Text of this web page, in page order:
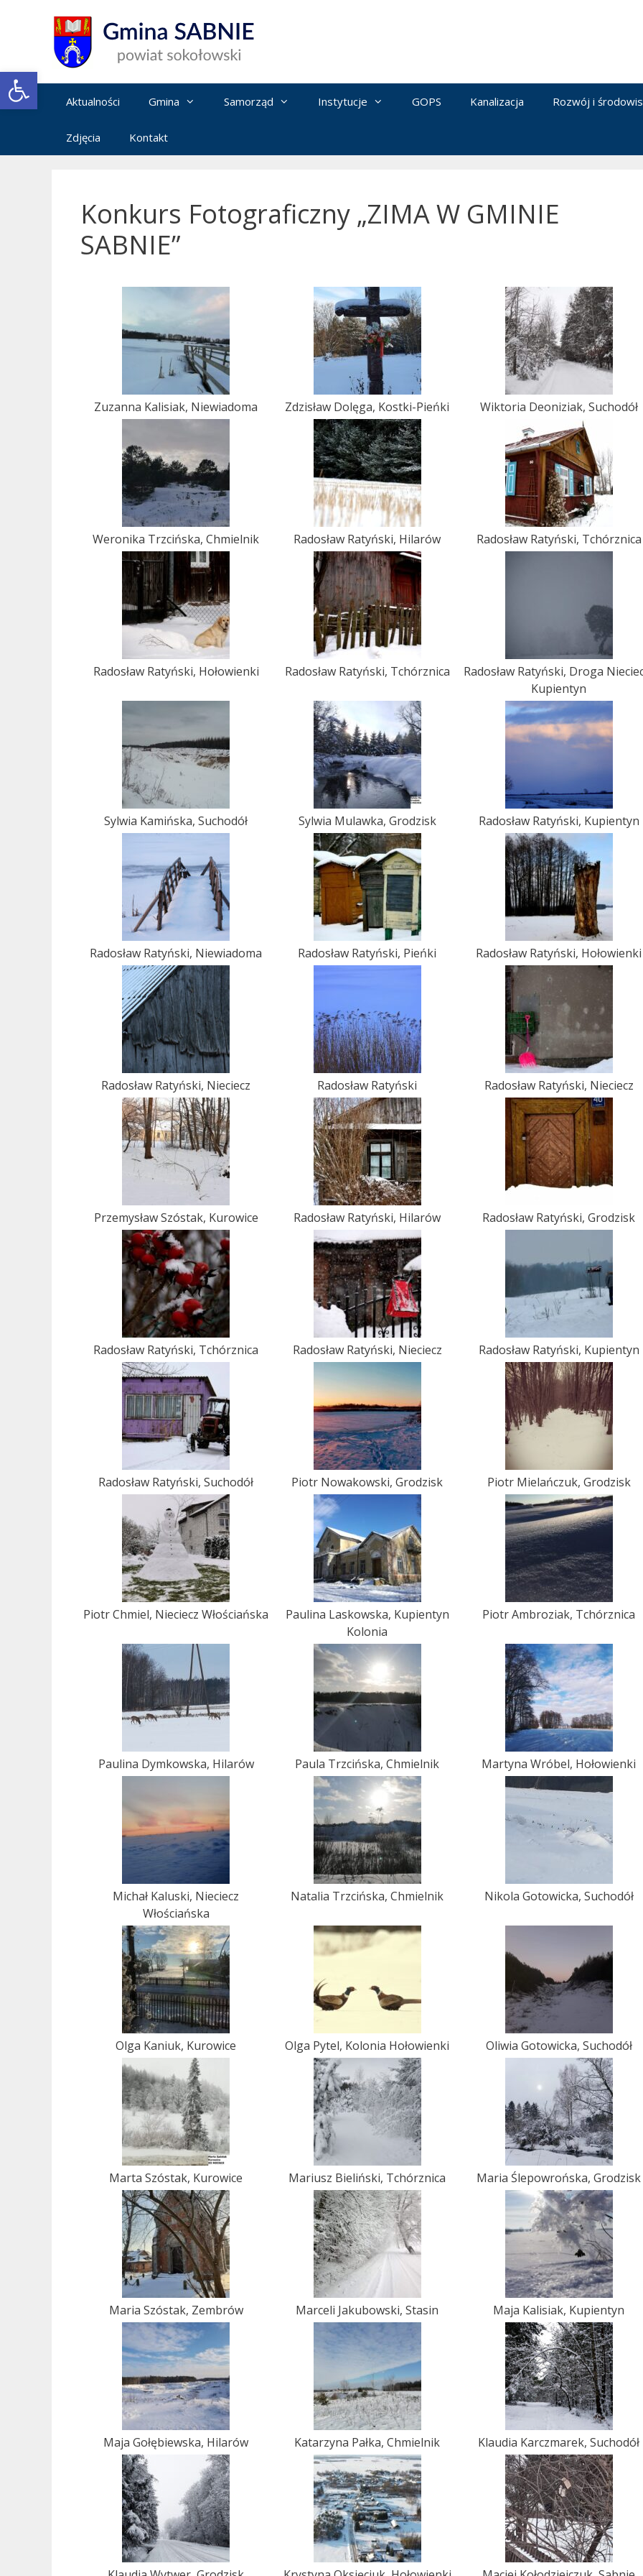
Open toolbar
Aktualności Gmina Samorząd Instytucje GOPS Kanalizacja Rozwój i
Zdjęcia Kontakt
Konkurs Fotograficzny „ZIMA W GMINIE
SABNIE”
Zuzanna Kalisiak, Niewiadoma Zdzisław Dolęga, Kostki-Pieńki Wiktoria Deoniziak, Suchodół
Weronika Trzcińska, Chmielnik Radosław Ratyński, Hilarów Radosław Ratyński, Tchórznica
Radosław Ratyński, Hołowienki Radosław Ratyński, Tchórznica
Radosław Ratyński, Droga
Kupientyn
Sylwia Kamińska, Suchodół Sylwia Mulawka, Grodzisk Radosław Ratyński, Kupientyn
Radosław Ratyński, Niewiadoma Radosław Ratyński, Pieńki Radosław Ratyński, Hołowienki
Radosław Ratyński, Nieciecz Radosław Ratyński Radosław Ratyński, Nieciecz
Przemysław Szóstak, Kurowice Radosław Ratyński, Hilarów Radosław Ratyński, Grodzisk
Radosław Ratyński, Tchórznica Radosław Ratyński, Nieciecz Radosław Ratyński, Kupientyn
Radosław Ratyński, Suchodół Piotr Nowakowski, Grodzisk Piotr Mielańczuk, Grodzisk
Piotr Chmiel, Nieciecz Włościańska
Paulina Laskowska, Kupientyn
Kolonia
Piotr Ambroziak, Tchórznica
Paulina Dymkowska, Hilarów Paula Trzcińska, Chmielnik Martyna Wróbel, Hołowienki
Michał Kaluski, Nieciecz
Włościańska
Natalia Trzcińska, Chmielnik Nikola Gotowicka, Suchodół
Olga Kaniuk, Kurowice Olga Pytel, Kolonia Hołowienki Oliwia Gotowicka, Suchodół
Marta Szóstak, Kurowice Mariusz Bieliński, Tchórznica Maria Ślepowrońska, Grodzisk
Maria Szóstak, Zembrów Marceli Jakubowski, Stasin Maja Kalisiak, Kupientyn
Maja Gołębiewska, Hilarów Katarzyna Pałka, Chmielnik Klaudia Karczmarek, Suchodół